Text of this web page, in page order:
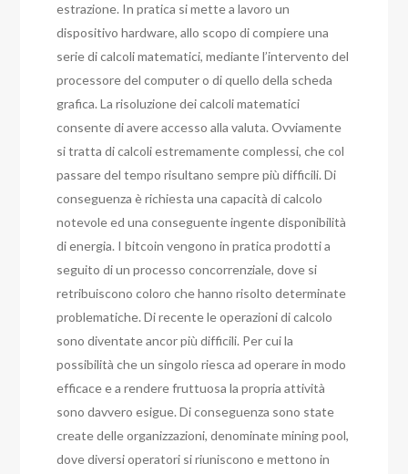
estrazione. In pratica si mette a lavoro un
dispositivo hardware, allo scopo di compiere una
serie di calcoli matematici, mediante l’intervento del
processore del computer o di quello della scheda
grafica. La risoluzione dei calcoli matematici
consente di avere accesso alla valuta. Ovviamente
si tratta di calcoli estremamente complessi, che col
passare del tempo risultano sempre più difficili. Di
conseguenza è richiesta una capacità di calcolo
notevole ed una conseguente ingente disponibilità
di energia. I bitcoin vengono in pratica prodotti a
seguito di un processo concorrenziale, dove si
retribuiscono coloro che hanno risolto determinate
problematiche. Di recente le operazioni di calcolo
sono diventate ancor più difficili. Per cui la
possibilità che un singolo riesca ad operare in modo
efficace e a rendere fruttuosa la propria attività
sono davvero esigue. Di conseguenza sono state
create delle organizzazioni, denominate mining pool,
dove diversi operatori si riuniscono e mettono in